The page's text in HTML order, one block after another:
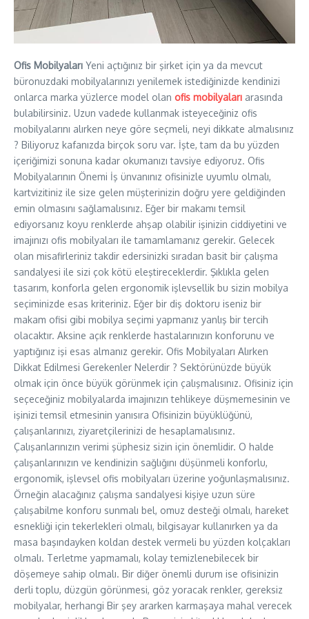
Ofis Mobilyaları Yeni açtığınız bir şirket için ya da mevcut
büronuzdaki mobilyalarınızı yenilemek istediğinizde kendinizi
onlarca marka yüzlerce model olan ofis mobilyaları arasında
bulabilirsiniz. Uzun vadede kullanmak isteyeceğiniz ofis
mobilyalarını alırken neye göre seçmeli, neyi dikkate almalısınız
? Biliyoruz kafanızda birçok soru var. İşte, tam da bu yüzden
içeriğimizi sonuna kadar okumanızı tavsiye ediyoruz. Ofis
Mobilyalarının Önemi İş ünvanınız ofisinizle uyumlu olmalı,
kartvizitiniz ile size gelen müşterinizin doğru yere geldiğinden
emin olmasını sağlamalısınız. Eğer bir makamı temsil
ediyorsanız koyu renklerde ahşap olabilir işinizin ciddiyetini ve
imajınızı ofis mobilyaları ile tamamlamanız gerekir. Gelecek
olan misafirleriniz takdir edersinizki sıradan basit bir çalışma
sandalyesi ile sizi çok kötü eleştireceklerdir. Şıklıkla gelen
tasarım, konforla gelen ergonomik işlevsellik bu sizin mobilya
seçiminizde esas kriteriniz. Eğer bir diş doktoru iseniz bir
makam ofisi gibi mobilya seçimi yapmanız yanlış bir tercih
olacaktır. Aksine açık renklerde hastalarınızın konforunu ve
yaptığınız işi esas almanız gerekir. Ofis Mobilyaları Alırken
Dikkat Edilmesi Gerekenler Nelerdir ? Sektörünüzde büyük
olmak için önce büyük görünmek için çalışmalısınız. Ofisiniz için
seçeceğiniz mobilyalarda imajınızın tehlikeye düşmemesinin ve
işinizi temsil etmesinin yanısıra Ofisinizin büyüklüğünü,
çalışanlarınızı, ziyaretçilerinizi de hesaplamalısınız.
Çalışanlarınızın verimi şüphesiz sizin için önemlidir. O halde
çalışanlarınızın ve kendinizin sağlığını düşünmeli konforlu,
ergonomik, işlevsel ofis mobilyaları üzerine yoğunlaşmalısınız.
Örneğin alacağınız çalışma sandalyesi kişiye uzun süre
çalışabilme konforu sunmalı bel, omuz desteği olmalı, hareket
esnekliği için tekerlekleri olmalı, bilgisayar kullanırken ya da
masa başındayken koldan destek vermeli bu yüzden kolçakları
olmalı. Terletme yapmamalı, kolay temizlenebilecek bir
döşemeye sahip olmalı. Bir diğer önemli durum ise ofisinizin
derli toplu, düzgün görünmesi, göz yoracak renkler, gereksiz
mobilyalar, herhangi Bir şey ararken karmaşaya mahal verecek